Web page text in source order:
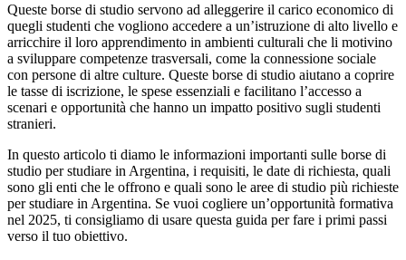
Queste borse di studio servono ad alleggerire il carico economico di
quegli studenti che vogliono accedere a un’istruzione di alto livello e
arricchire il loro apprendimento in ambienti culturali che li motivino
a sviluppare competenze trasversali, come la connessione sociale
con persone di altre culture. Queste borse di studio aiutano a coprire
le tasse di iscrizione, le spese essenziali e facilitano l’accesso a
scenari e opportunità che hanno un impatto positivo sugli studenti
stranieri.
In questo articolo ti diamo le informazioni importanti sulle borse di
studio per studiare in Argentina, i requisiti, le date di richiesta, quali
sono gli enti che le offrono e quali sono le aree di studio più richieste
per studiare in Argentina. Se vuoi cogliere un’opportunità formativa
nel 2025, ti consigliamo di usare questa guida per fare i primi passi
verso il tuo obiettivo.